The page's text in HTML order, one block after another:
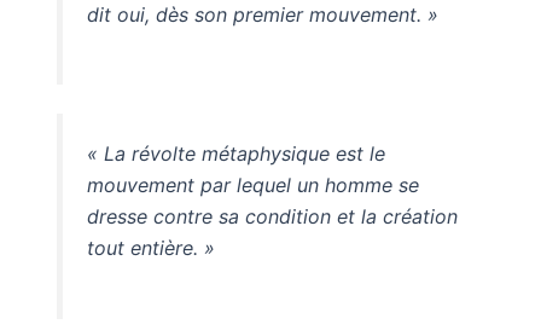
dit oui, dès son premier mouvement. »
« La révolte métaphysique est le
mouvement par lequel un homme se
dresse contre sa condition et la création
tout entière. »